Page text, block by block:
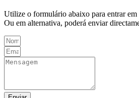
Utilize o formulário abaixo para entrar em
Ou em alternativa, poderá enviar